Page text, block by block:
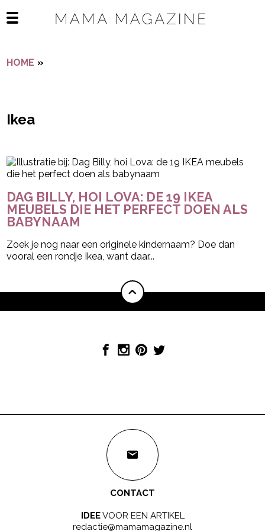
Open het mobiele menu
HOME »
Ikea
DAG BILLY, HOI LOVA: DE 19 IKEA
MEUBELS DIE HET PERFECT DOEN ALS
BABYNAAM
Zoek je nog naar een originele kindernaam? Doe dan
vooral een rondje Ikea, want daar...
CONTACT
IDEEVOOR EEN ARTIKEL
redactie@mamamagazine.nl